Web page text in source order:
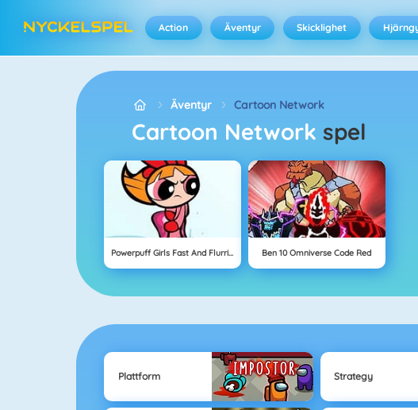
Action Äventyr Skicklighet
Äventyr Cartoon Network
Cartoon Network spel
Powerpuff Girls Fast And Flurrious Ben 10 Omniverse Code Red
Plattform Strategy